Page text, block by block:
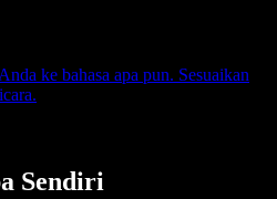
ke bahasa apa pun. Sesuaikan
Sendiri